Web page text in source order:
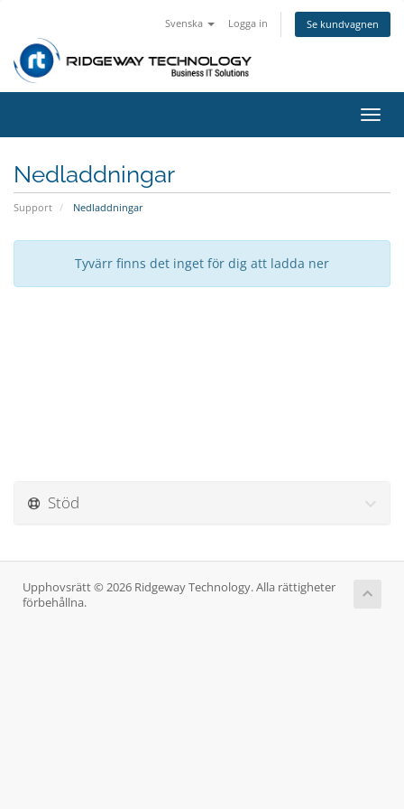
Svenska Logga in Se kundvagnen
Växla
Nedladdningar
Support Nedladdningar
Tyvärr finns det inget för dig att ladda ner
Stöd
Upphovsrätt © 2026 Ridgeway Technology. Alla rättigheter
förbehållna.